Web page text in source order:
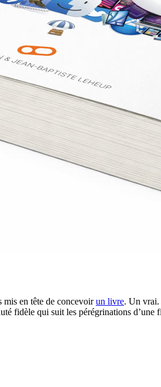
mis en tête de concevoirun livre. Un vrai.
fidèle qui suit les pérégrinations